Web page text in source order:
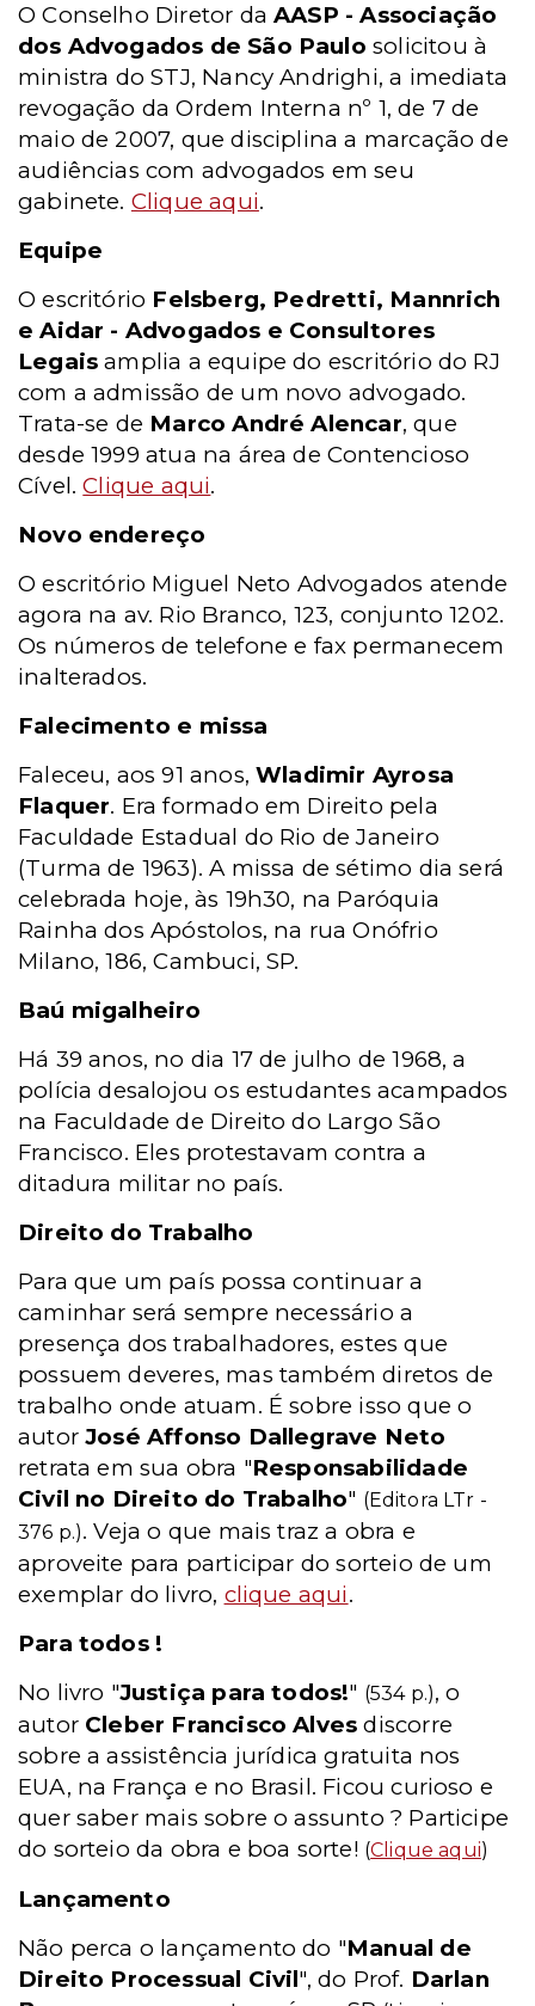
O Conselho Diretor daAASP - Associação
dos Advogados de São Paulo solicitou à
ministra do STJ, Nancy Andrighi, a imediata
revogação da Ordem Interna nº 1, de 7 de
maio de 2007, que disciplina a marcação de
audiências com advogados em seu
gabinete. Clique aqui.
Equipe
O escritório Felsberg, Pedretti, Mannrich
e Aidar - Advogados e Consultores
Legais amplia a equipe do escritório do RJ
com a admissão de um novo advogado.
Trata-se de Marco André Alencar, que
desde 1999 atua na área de Contencioso
Cível.Clique aqui.
Novo endereço
O escritório Miguel Neto Advogados atende
agora na av. Rio Branco, 123, conjunto 1202.
Os números de telefone e fax permanecem
inalterados.
Falecimento e missa
Faleceu, aos 91 anos,Wladimir Ayrosa
Flaquer. Era formado em Direito pela
Faculdade Estadual do Rio de Janeiro
(Turma de 1963). A missa de sétimo dia será
celebrada hoje, às 19h30, na Paróquia
Rainha dos Apóstolos, na rua Onófrio
Milano, 186, Cambuci, SP.
Baú migalheiro
Há 39 anos, no dia 17 de julho de 1968, a
polícia desalojou os estudantes acampados
na Faculdade de Direito do Largo São
Francisco. Eles protestavam contra a
ditadura militar no país.
Direito do Trabalho
Para que um país possa continuar a
caminhar será sempre necessário a
presença dos trabalhadores, estes que
possuem deveres, mas também diretos de
trabalho onde atuam. É sobre isso que o
autorJosé Affonso Dallegrave Neto
retrata em sua obra "Responsabilidade
Civil no Direito do Trabalho" (Editora LTr -
376 p.). Veja o que mais traz a obra e
aproveite para participar do sorteio de um
exemplar do livro, clique aqui.
Para todos !
No livro "Justiça para todos!" (534 p.), o
autor Cleber Francisco Alves discorre
sobre a assistência jurídica gratuita nos
EUA, na França e no Brasil. Ficou curioso e
quer saber mais sobre o assunto ? Participe
do sorteio da obra e boa sorte! (Clique aqui)
Lançamento
Não perca o lançamento do "Manual de
Direito Processual Civil", do Prof. Darlan